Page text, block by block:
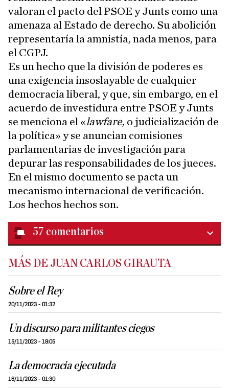
valoran el pacto del PSOE y Junts como una
amenaza al Estado de derecho. Su abolición
representaría la amnistía, nada menos, para
el CGPJ.
Es un hecho que la división de poderes es
una exigencia insoslayable de cualquier
democracia liberal, y que, sin embargo, en el
acuerdo de investidura entre PSOE y Junts
se menciona el «lawfare, o judicialización de
la política» y se anuncian comisiones
parlamentarias de investigación para
depurar las responsabilidades de los jueces.
En el mismo documento se pacta un
mecanismo internacional de verificación.
Los hechos hechos son.
57 comentarios
MÁS DE JUAN CARLOS GIRAUTA
Sobre el Rey
20/11/2023 - 01:32
Un discurso para militantes ciegos
15/11/2023 - 18:05
La democracia ejecutada
16/11/2023 - 01:30